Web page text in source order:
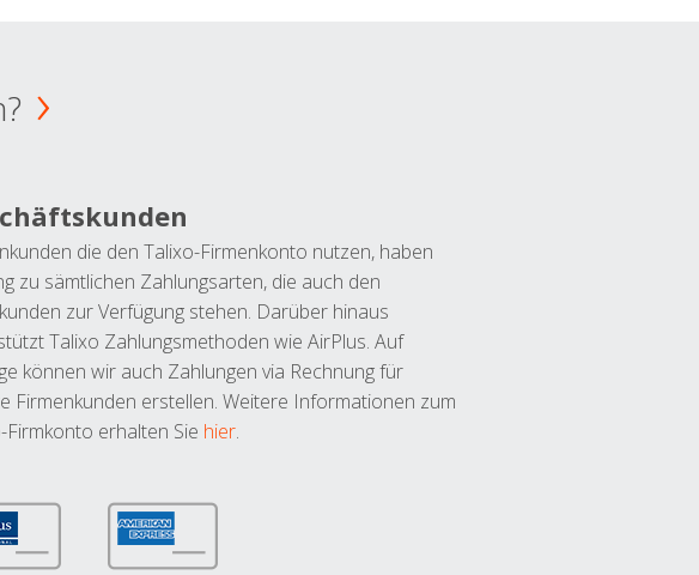
die den Talixo-Firmenkonto nutzen, haben
zu sämtlichen Zahlungsarten, die auch den
zur Verfügung stehen. Darüber hinaus
Talixo Zahlungsmethoden wie AirPlus. Auf
können wir auch Zahlungen via Rechnung für
Firmenkunden erstellen. Weitere Informationen zum
Firmkonto erhalten Sie hier.